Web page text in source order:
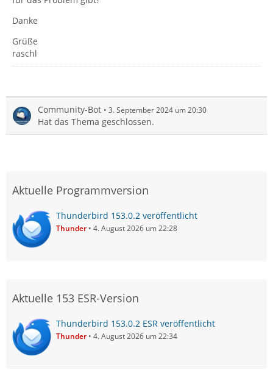
Danke
Grüße
raschl
Community-Bot 3. September 2024 um 20:30
Hat das Thema geschlossen.
Aktuelle Programmversion
Thunderbird 153.0.2 veröffentlicht
Thunder 4. August 2026 um 22:28
Aktuelle 153 ESR-Version
Thunderbird 153.0.2 ESR veröffentlicht
Thunder 4. August 2026 um 22:34